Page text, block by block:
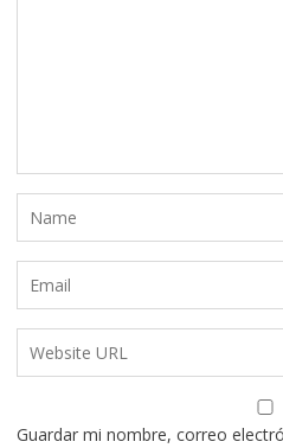
Guardar mi nombre, correo